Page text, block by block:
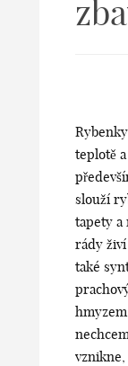
teplotě
slouží
tapety a
rády
také